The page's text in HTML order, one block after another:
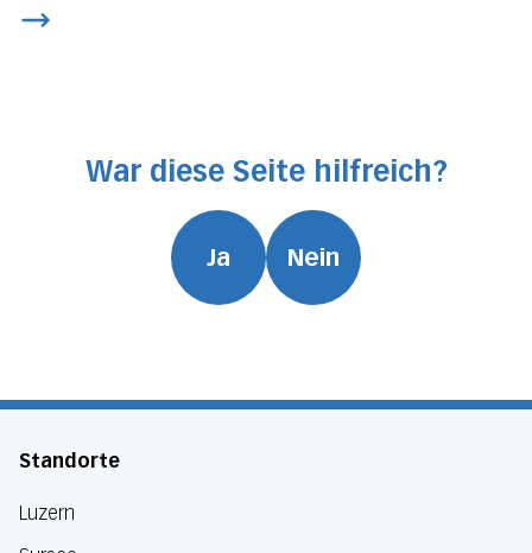
War diese Seite hilfreich?
Ja Nein
Standorte
Luzern